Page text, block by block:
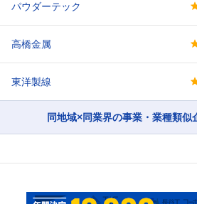
パウダーテック
高橋金属
東洋製線
同地域×同業界の事業・業種類似